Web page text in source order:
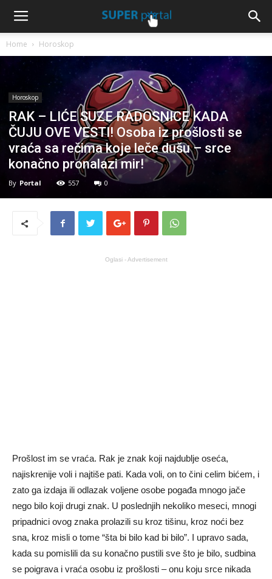
Home Horoskop
Horoskop
RAK – LIĆE SUZE RADOSNICE KADA
ČUJU OVE VESTI! Osoba iz prošlosti se
vraća sa rečima koje leče dušu – srce
konačno pronalazi mir!
By Portal 557 0
Oglasi - Advertisement
Prošlost im se vraća. Rak je znak koji najdublje oseća,
najiskrenije voli i najtiše pati. Kada voli, on to čini celim bićem, i
zato ga izdaja ili odlazak voljene osobe pogađa mnogo jače
nego bilo koji drugi znak. U poslednjih nekoliko meseci, mnogi
pripadnici ovog znaka prolazili su kroz tišinu, kroz noći bez
sna, kroz misli o tome “šta bi bilo kad bi bilo”. I upravo sada,
kada su pomislili da su konačno pustili sve što je bilo, sudbina
se poigrava i vraća osobu iz prošlosti – onu koju srce nikada